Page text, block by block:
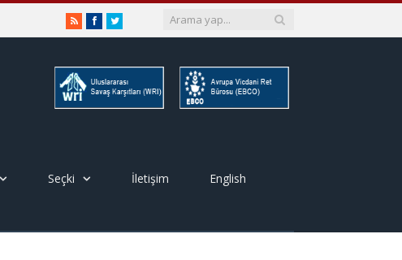
RSSFacebookTwitter
Seçki İletişim English